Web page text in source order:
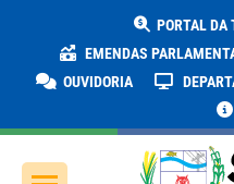
PORTAL DA
EMENDAS
OUVIDORIA